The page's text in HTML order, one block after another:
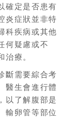
確定是否患有
炎症狀並非特
科疾病或其他
何疑慮或不
治療。
斷需要綜合考
醫生會進行體
以了解腹部是
輸卵管等部位